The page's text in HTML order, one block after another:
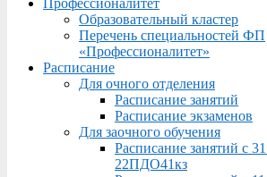
Профессионалитет
Образовательный кластер
Перечень специальностей ФП
«Профессионалитет»
Расписание
Для очного отделения
Расписание занятий
Расписание экзаменов
Для заочного обучения
Расписание занятий с
22ПДО41кз